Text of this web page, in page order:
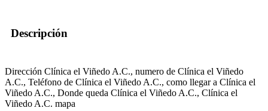
Descripción
Dirección Clínica el Viñedo A.C., numero de Clínica el Viñedo
A.C., Teléfono de Clínica el Viñedo A.C., como llegar a Clínica el
Viñedo A.C., Donde queda Clínica el Viñedo A.C., Clínica el
Viñedo A.C. mapa